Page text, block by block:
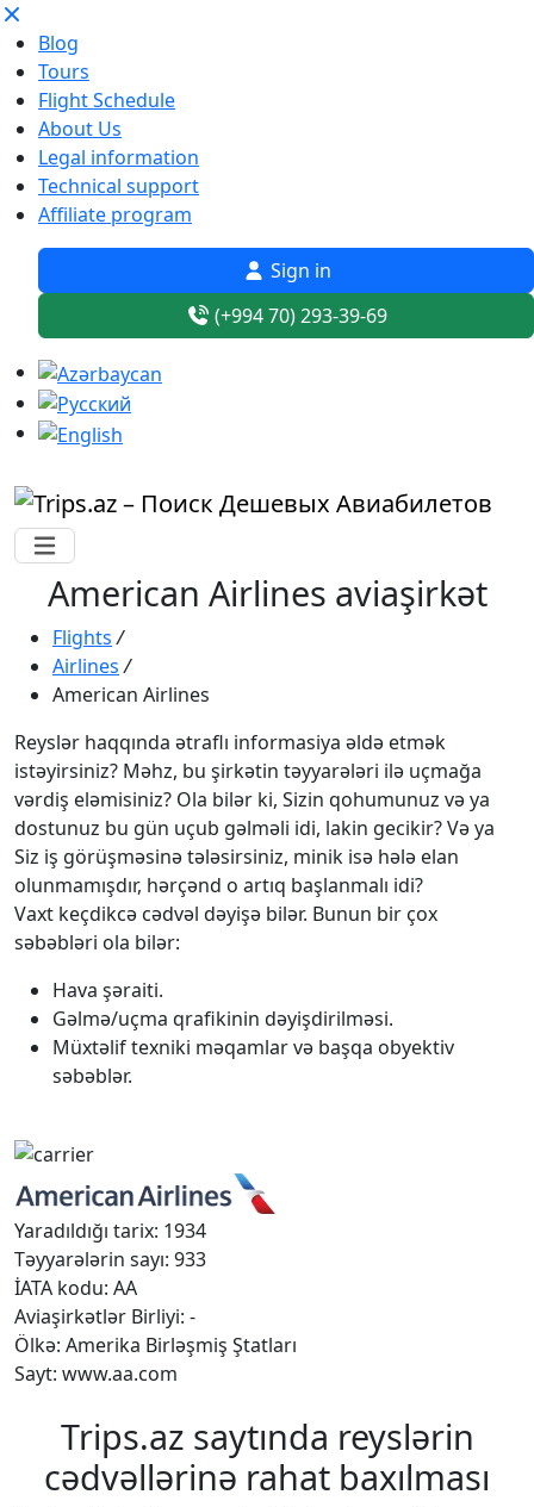
Blog
Tours
Flight Schedule
About Us
Legal information
Technical support
Affiliate program
Sign in
(+994 70) 293-39-69
American Airlines aviaşirkət
Flights /
Airlines /
American Airlines
Reyslər haqqında ətraflı informasiya əldə etmək
istəyirsiniz? Məhz, bu şirkətin təyyarələri ilə uçmağa
vərdiş eləmisiniz? Ola bilər ki, Sizin qohumunuz və ya
dostunuz bu gün uçub gəlməli idi, lakin gecikir? Və ya
Siz iş görüşməsinə tələsirsiniz, minik isə hələ elan
olunmamışdır, hərçənd o artıq başlanmalı idi?
Vaxt keçdikcə cədvəl dəyişə bilər. Bunun bir çox
səbəbləri ola bilər:
Hava şəraiti.
Gəlmə/uçma qrafikinin dəyişdirilməsi.
Müxtəlif texniki məqamlar və başqa obyektiv
səbəblər.
Yaradıldığı tarix: 1934
Təyyarələrin sayı: 933
İATA kodu: AA
Aviaşirkətlər Birliyi: -
Ölkə: Amerika Birləşmiş Ştatları
Sayt: www.aa.com
Trips.az saytında reyslərin
cədvəllərinə rahat baxılması